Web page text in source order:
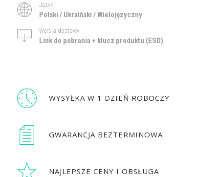
Język
Polski / Ukraiński / Wielojęzyczny
Wersja dostawy
Link do pobrania + klucz produktu (ESD)
WYSYŁKA W 1 DZIEŃ ROBOCZY
GWARANCJA BEZTERMINOWA
NAJLEPSZE CENY I OBSŁUGA